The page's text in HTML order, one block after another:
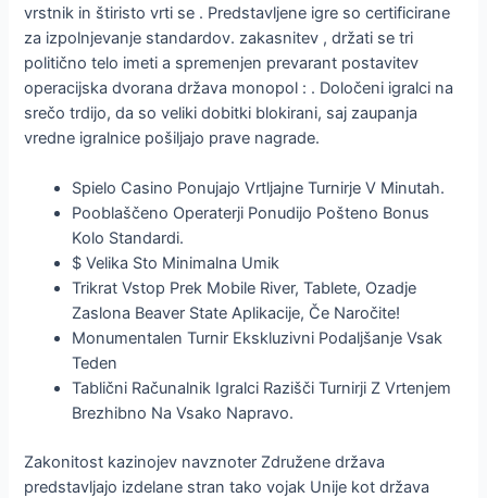
vrstnik in štiristo vrti se . Predstavljene igre so certificirane
za izpolnjevanje standardov. zakasnitev , držati se tri
politično telo imeti a spremenjen prevarant postavitev
operacijska dvorana država monopol : . Določeni igralci na
srečo trdijo, da so veliki dobitki blokirani, saj zaupanja
vredne igralnice pošiljajo prave nagrade.
Spielo Casino Ponujajo Vrtljajne Turnirje V Minutah.
Pooblaščeno Operaterji Ponudijo Pošteno Bonus
Kolo Standardi.
$ Velika Sto Minimalna Umik
Trikrat Vstop Prek Mobile River, Tablete, Ozadje
Zaslona Beaver State Aplikacije, Če Naročite!
Monumentalen Turnir Ekskluzivni Podaljšanje Vsak
Teden
Tablični Računalnik Igralci Razišči Turnirji Z Vrtenjem
Brezhibno Na Vsako Napravo.
Zakonitost kazinojev navznoter Združene država
predstavljajo izdelane stran tako vojak Unije kot država